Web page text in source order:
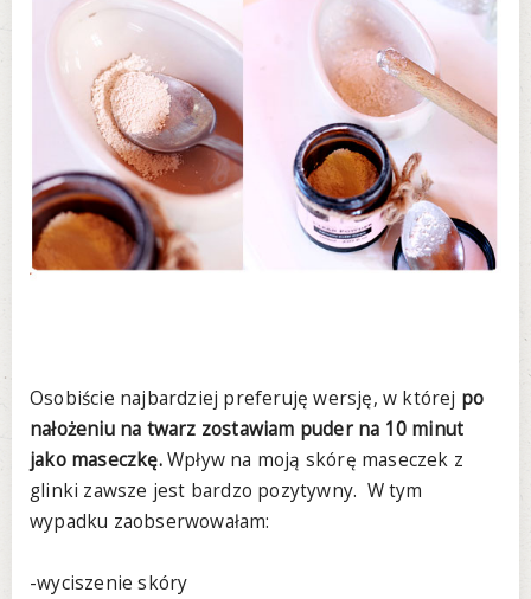
Osobiście najbardziej preferuję wersję, w której po
nałożeniu na twarz zostawiam puder na 10 minut
jako maseczkę.Wpływ na moją skórę maseczek z
glinki zawsze jest bardzo pozytywny. W tym
wypadku zaobserwowałam:
-wyciszenie skóry